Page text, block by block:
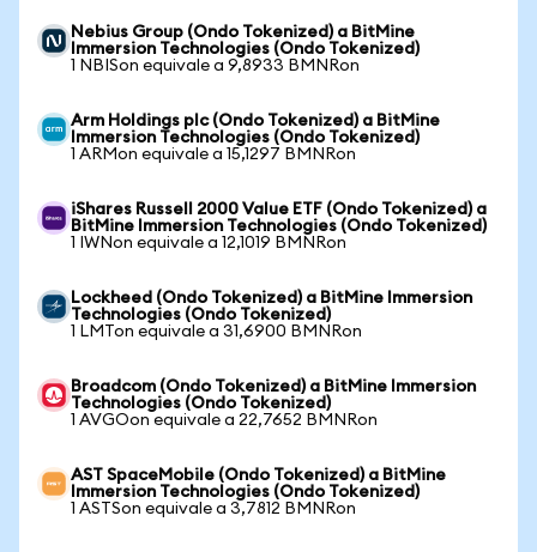
Nebius Group (Ondo Tokenized) a BitMine
Immersion Technologies (Ondo Tokenized)
1 NBISon equivale a 9,8933 BMNRon
Arm Holdings plc (Ondo Tokenized) a BitMine
Immersion Technologies (Ondo Tokenized)
1 ARMon equivale a 15,1297 BMNRon
iShares Russell 2000 Value ETF (Ondo Tokenized) a
BitMine Immersion Technologies (Ondo Tokenized)
1 IWNon equivale a 12,1019 BMNRon
Lockheed (Ondo Tokenized) a BitMine Immersion
Technologies (Ondo Tokenized)
1 LMTon equivale a 31,6900 BMNRon
Broadcom (Ondo Tokenized) a BitMine Immersion
Technologies (Ondo Tokenized)
1 AVGOon equivale a 22,7652 BMNRon
AST SpaceMobile (Ondo Tokenized) a BitMine
Immersion Technologies (Ondo Tokenized)
1 ASTSon equivale a 3,7812 BMNRon